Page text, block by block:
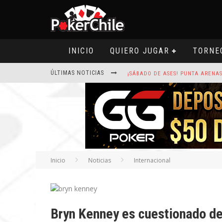
INICIO QUIERO JUGAR
ÚLTIMAS NOTICIAS
ROAD TO CLSOP PUERTO PLATA,
HOY CAMISETA FIRMADA POR
Inicio Noticias Internacional
Bryn Kenney es cuestionado